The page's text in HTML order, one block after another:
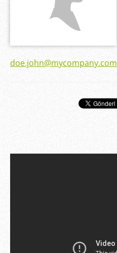
doe.john@mycompany.com